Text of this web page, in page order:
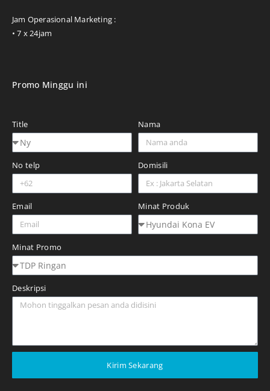
Jam Operasional Marketing :
• 7 x 24jam
Promo Minggu ini
Title Nama
No telp Domisili
Email Minat Produk
Minat Promo
Deskripsi
Kirim Sekarang